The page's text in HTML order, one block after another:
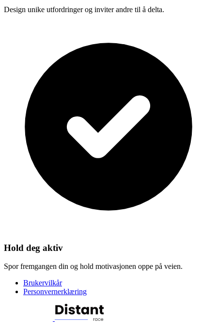
Design unike utfordringer og inviter andre til å delta.
Hold deg aktiv
Spor fremgangen din og hold motivasjonen oppe på veien.
Brukervilkår
Personvernerklæring